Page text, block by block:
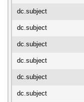
dc.subject
dc.subject
dc.subject
dc.subject
dc.subject
dc.subject